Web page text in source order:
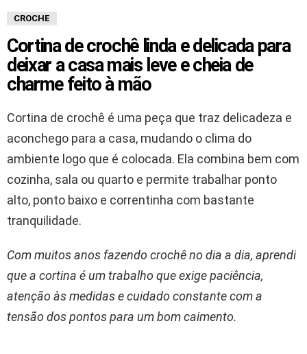
CROCHE
Cortina de crochê linda e delicada para
deixar a casa mais leve e cheia de
charme feito à mão
Cortina de crochê é uma peça que traz delicadeza e
aconchego para a casa, mudando o clima do
ambiente logo que é colocada. Ela combina bem com
cozinha, sala ou quarto e permite trabalhar ponto
alto, ponto baixo e correntinha com bastante
tranquilidade.
Com muitos anos fazendo crochê no dia a dia, aprendi
que a cortina é um trabalho que exige paciência,
atenção às medidas e cuidado constante com a
tensão dos pontos para um bom caimento.